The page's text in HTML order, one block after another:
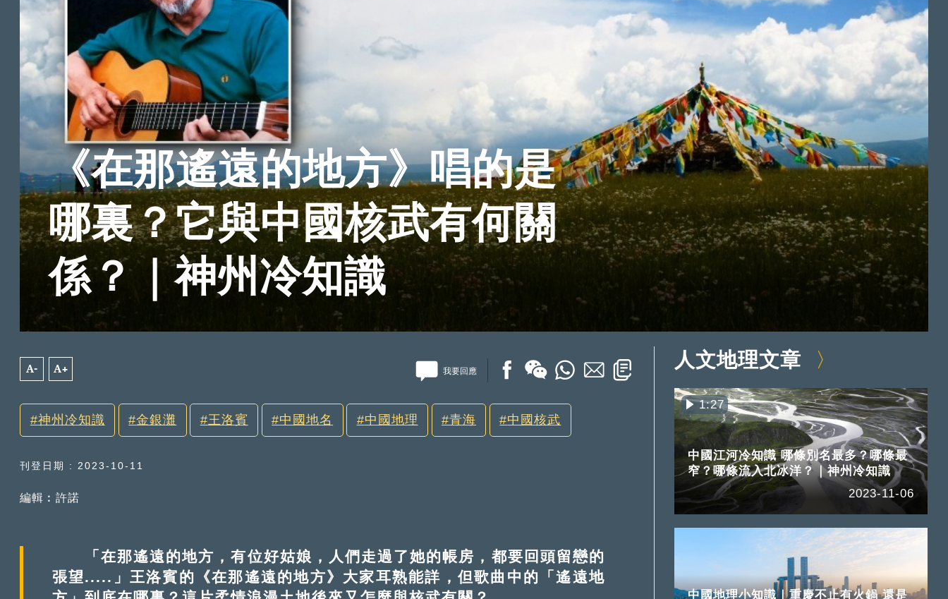
《在那遙遠的地方》唱的是
哪裏？它與中國核武有何關
係？｜神州冷知識
A- A+ 我要回應
神州冷知識 金銀灘 王洛賓 中國地名 中國地理 青海 中國核武
刊登日期 : 2023-10-11
編輯︰許諾
「在那遙遠的地方，有位好姑娘，人們走過了她的帳房，都要回頭留戀的
張望.....」王洛賓的《在那遙遠的地方》大家耳熟能詳，但歌曲中的「遙遠地
人文地理文章
1:27
中國江河冷知識 哪條別名最多？哪條最
窄？哪條流入北冰洋？｜神州冷知識
2023-11-06
中國地理小知識｜重慶不止有火鍋 還是